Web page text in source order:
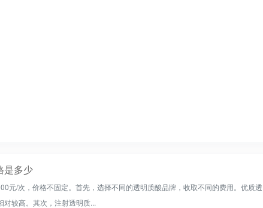
是多少
元/次，价格不固定。首先，选择不同的透明质酸品牌，收取不同的费用。优质透
较高。其次，注射透明质...